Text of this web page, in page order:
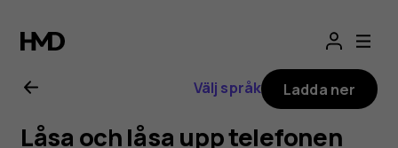
för
Nokia
Välj språk Ladda ner
Låsa och låsa upp telefonen